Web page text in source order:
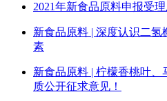
2021年新食品原料申报受
新食品原料 | 深度认识二
素
新食品原料 | 柠檬香桃叶
质公开征求意见！